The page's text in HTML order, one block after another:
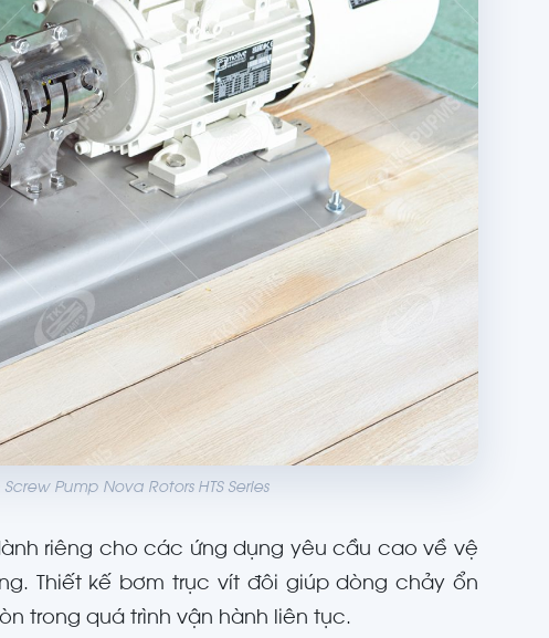
Pump Nova Rotors HTS Series
riêng cho các ứng dụng yêu cầu cao về vệ
Thiết kế bơm trục vít đôi giúp dòng chảy ổn
trong quá trình vận hành liên tục.